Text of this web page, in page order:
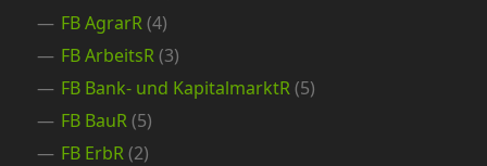
FB AgrarR(4)
FB ArbeitsR(3)
FB Bank- und KapitalmarktR(5)
FB BauR(5)
FB ErbR(2)